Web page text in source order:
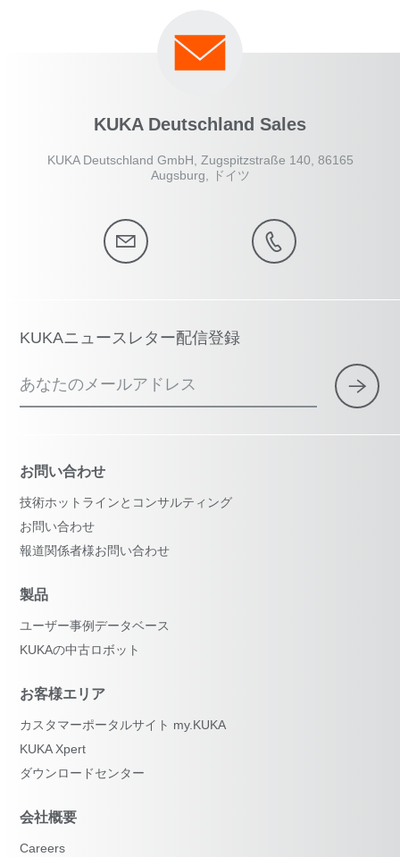
KUKA Deutschland Sales
KUKA Deutschland GmbH, Zugspitzstraße 140, 86165
Augsburg, ドイツ
KUKAニュースレター配信登録
あなたのメールアドレス
お問い合わせ
技術ホットラインとコンサルティング
お問い合わせ
報道関係者様お問い合わせ
製品
ユーザー事例データベース
KUKAの中古ロボット
お客様エリア
カスタマーポータルサイト my.KUKA
KUKA Xpert
ダウンロードセンター
会社概要
Careers